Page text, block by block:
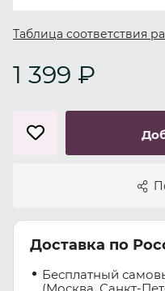
Таблица соответствия
1 399 ₽
Доставка по
Бесплатный